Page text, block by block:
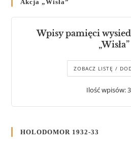
Akcja „Wisła”
Wpisy pamięci
„Wisła”
ZOBACZ LISTĘ /
Ilość wpisów:
HOLODOMOR 1932-33